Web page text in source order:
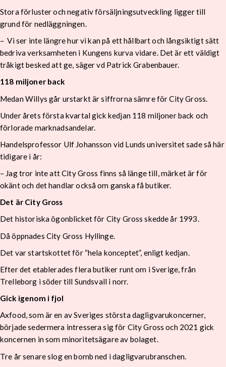
Stora förluster och negativ försäljningsutveckling ligger till
grund för nedläggningen.
– Vi ser inte längre hur vi kan på ett hållbart och långsiktigt sätt
bedriva verksamheten i Kungens kurva vidare. Det är ett väldigt
tråkigt besked att ge, säger vd Patrick Grabenbauer.
118 miljoner back
Medan Willys går urstarkt är siffrorna sämre för City Gross.
Under årets första kvartal gick kedjan 118 miljoner back och
förlorade marknadsandelar.
Handelsprofessor Ulf Johansson vid Lunds universitet sade så här
tidigare i år:
– Jag tror inte att City Gross finns så länge till, märket är för
okänt och det handlar också om ganska få butiker.
Det är City Gross
Det historiska ögonblicket för City Gross skedde år 1993.
Då öppnades City Gross Hyllinge.
Det var startskottet för “hela konceptet”, enligt kedjan.
Efter det etablerades flera butiker runt om i Sverige, från
Trelleborg i söder till Sundsvall i norr.
Gick igenom i fjol
Axfood, som är en av Sveriges största dagligvarukoncerner,
började sedermera intressera sig för City Gross och 2021 gick
koncernen in som minoritetsägare av bolaget.
Tre år senare slog en bomb ned i dagligvarubranschen.